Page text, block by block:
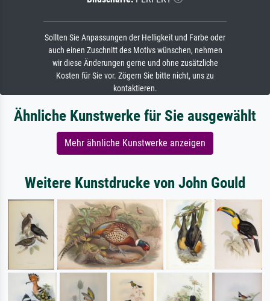
Sollten Sie Anpassungen der Helligkeit und Farbe oder
auch einen Zuschnitt des Motivs wünschen, nehmen
wir diese Änderungen gerne und ohne zusätzliche
Kosten für Sie vor. Zögern Sie bitte nicht, uns zu
kontaktieren.
Ähnliche Kunstwerke für Sie ausgewählt
Mehr ähnliche Kunstwerke anzeigen
Weitere Kunstdrucke von John Gould